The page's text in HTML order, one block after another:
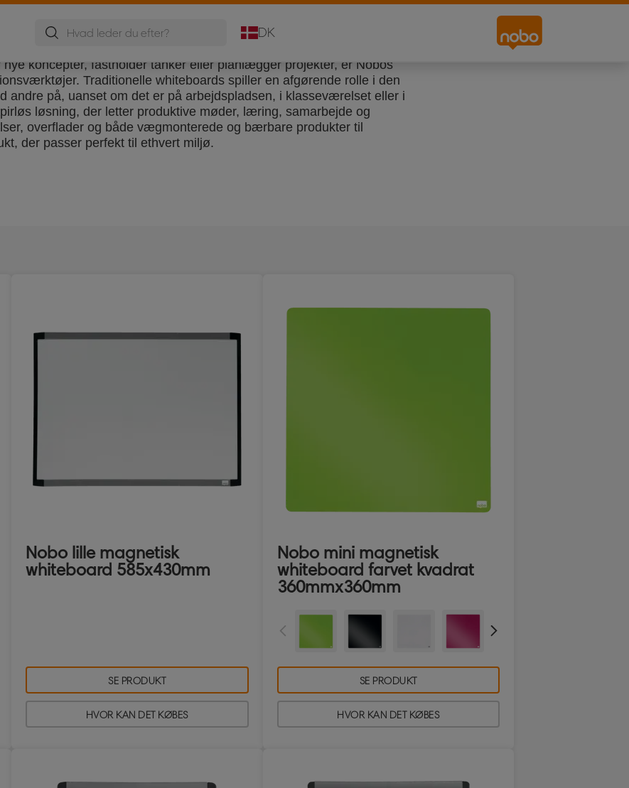
DK
koncepter, fastholder tanker eller planlægger projekter, er Nobos
Traditionelle whiteboards spiller en afgørende rolle i den
andre på, uanset om det er på arbejdspladsen, i klasseværelset eller i
løsning, der letter produktive møder, læring, samarbejde og
overflader og både vægmonterede og bærbare produkter til
der passer perfekt til ethvert miljø.
Nobo lille magnetisk
whiteboard 585x430mm
SE PRODUKT
HVOR KAN DET KØBES
Nobo mini magnetisk
whiteboard farvet kvadrat
360mmx360mm
SE PRODUKT
HVOR KAN DET KØBES